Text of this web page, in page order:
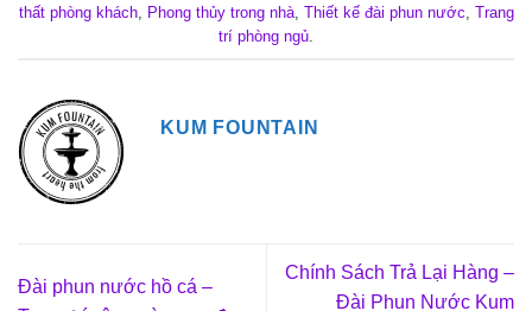
thất phòng khách, Phong thủy trong nhà, Thiết kế đài phun nước Trang
trí phòng ngủ
KUM FOUNTAIN
Đài phun nước hồ cá –
Chính Sách Trả Lại Hàng –
Đài Phun Nước Kum